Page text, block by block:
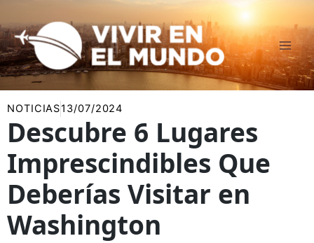
al
contenido
NOTICIAS13/07/2024
Descubre 6 Lugares
Imprescindibles Que
Deberías Visitar en
Washington